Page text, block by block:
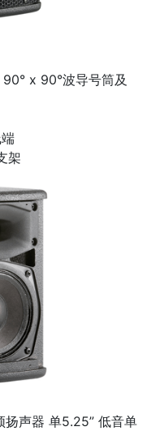
x 90°波导号筒及
架
器 单5.25” 低音单